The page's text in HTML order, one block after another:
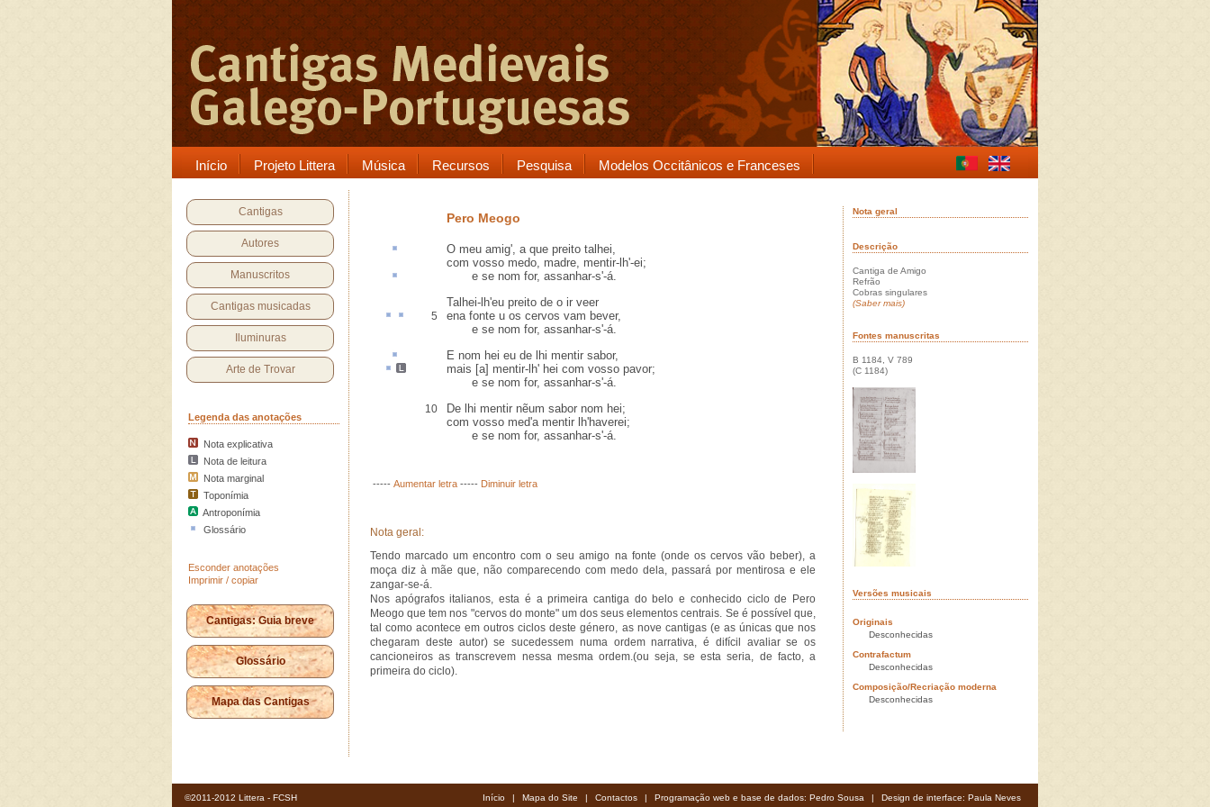
Início Projeto Littera Música Recursos Pesquisa Modelos Occitânicos e Franceses
Cantigas
Autores
Manuscritos
Cantigas musicadas
Iluminuras
Arte de Trovar
Legenda das anotações
Nota explicativa
Nota de leitura
Nota marginal
Toponímia
Antroponímia
Glossário
Esconder anotações
Imprimir / copiar
Cantigas: Guia breve
Glossário
Mapa das Cantigas
Pero Meogo
O meu amig', a que preito talhei,
com vosso medo, madre, mentir-lh'-ei;
e se nom for, assanhar-s'-á.
Talhei-lh'eu preito de o ir veer
5 ena fonte u os cervos vam bever,
e se nom for, assanhar-s'-á.
E nom hei eu de lhi mentir sabor,
mais [a] mentir-lh' hei com vosso pavor;
e se nom for, assanhar-s'-á.
10
De lhi mentir nẽum sabor nom hei;
com vosso med'a mentir lh'haverei;
e se nom for, assanhar-s'-á.
----- Aumentar letra ----- Diminuir letra
Nota geral:
Tendo marcado um encontro com o seu amigo na fonte (onde os cervos vão beber), a
moça diz à mãe que, não comparecendo com medo dela, passará por mentirosa e ele
zangar-se-á.
Nos apógrafos italianos, esta é a primeira cantiga do belo e conhecido ciclo de Pero
Meogo que tem nos "cervos do monte" um dos seus elementos centrais. Se é possível que,
tal como acontece em outros ciclos deste género, as nove cantigas (e as únicas que nos
chegaram deste autor) se sucedessem numa ordem narrativa, é difícil avaliar se os
cancioneiros as transcrevem nessa mesma ordem.(ou seja, se esta seria, de facto, a
primeira do ciclo).
Nota geral
Descrição
Cantiga de Amigo
Refrão
Cobras singulares
(Saber mais)
Fontes manuscritas
B 1184, V 789
(C 1184)
Versões musicais
Originais
Desconhecidas
Contrafactum
Desconhecidas
Composição/Recriação moderna
Desconhecidas
©2011-2012 Littera - FCSH Início | Mapa do Site | Contactos | Programação web e base de dados: Pedro Sousa | Design de interface: Paula Neves